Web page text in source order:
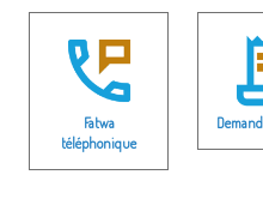
Fatwa
téléphonique